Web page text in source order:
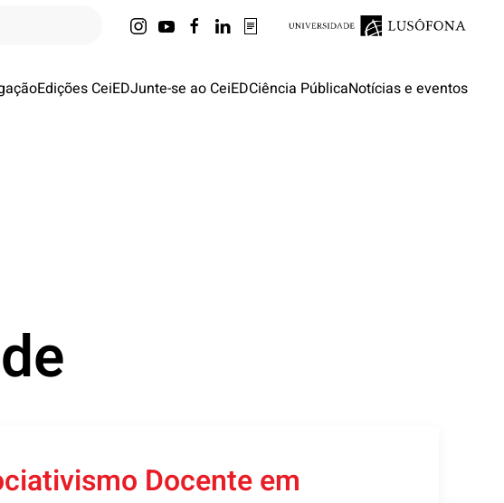
Edições CeiEDJunte-se ao CeiEDCiência PúblicaNotícias e eventos
Docente em